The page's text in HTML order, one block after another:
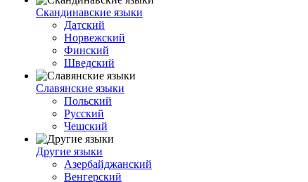
Скандинавские языки
Датский
Норвежский
Финский
Шведский
Славянские языки
Польский
Русский
Чешский
Другие языки
Азербайджанский
Венгерский